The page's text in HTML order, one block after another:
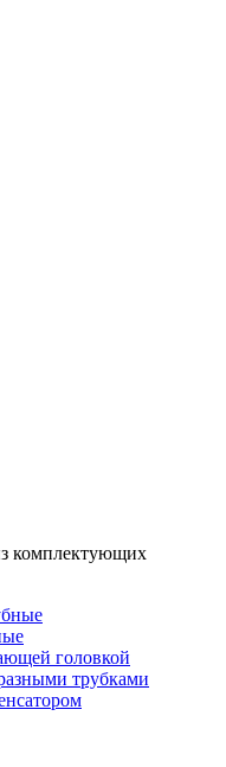
комплектующих
головкой
трубками